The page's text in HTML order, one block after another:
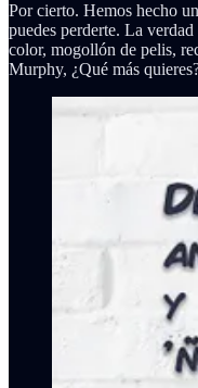
Por cierto. Hemos hecho un
puedes perderte. La
color, mogollón de pelis,
Murphy, ¿Qué más